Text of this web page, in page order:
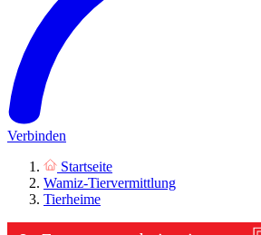
Verbinden
Startseite
Wamiz-Tiervermittlung
Tierheime